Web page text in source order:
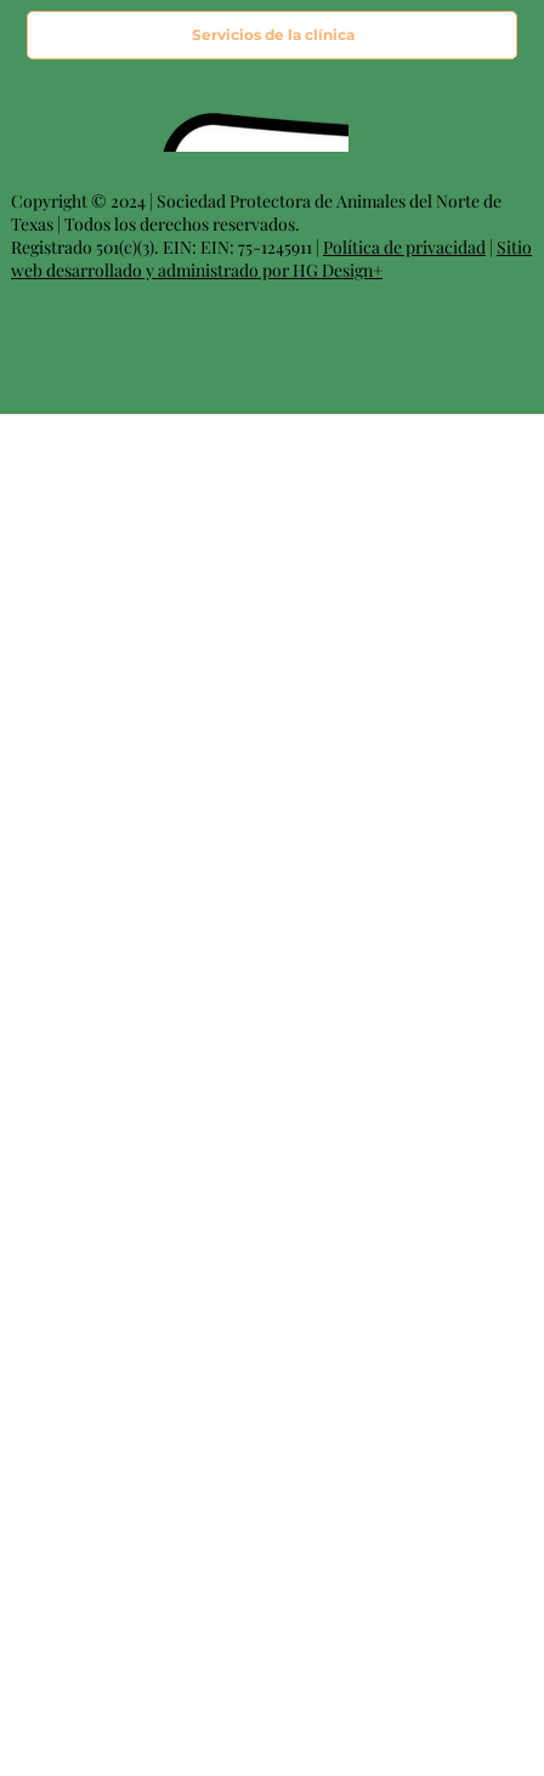
Servicios de la clínica
Copyright © 2024 | Sociedad Protectora de Animales del Norte de
Texas | Todos los derechos reservados.
Registrado 501(c)(3). EIN: EIN: 75-1245911 | Política de privacidad| Sitio
web desarrollado y administrado por HG Design+